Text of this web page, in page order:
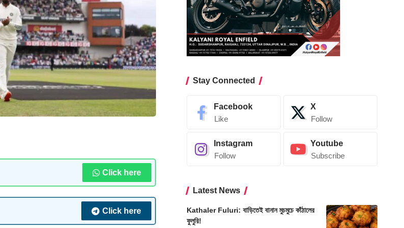
Click here
Click here
Stay Connected
Facebook
Like
X
Follow
Instagram
Follow
Youtube
Subscribe
Latest News
Kathaler Fuluri: বাড়িতেই বানান মুচমুচে কাঁঠালের
ফুলুরি!